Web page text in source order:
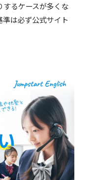
するケースが多くな
は必ず公式サイト